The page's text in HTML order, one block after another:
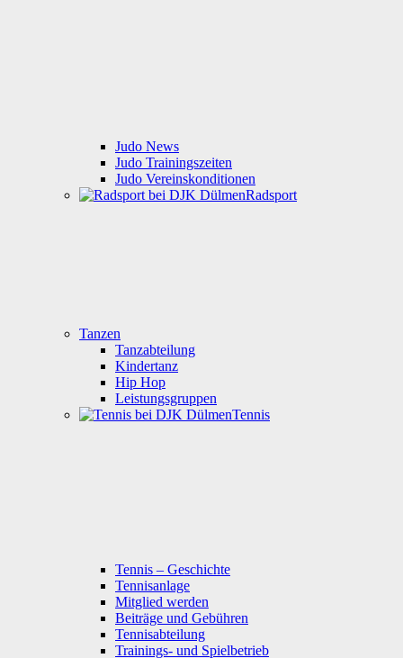
Judo News
Judo Trainingszeiten
Judo Vereinskonditionen
Radsport
Tanzen
Tanzabteilung
Kindertanz
Hip Hop
Leistungsgruppen
Tennis
Tennis – Geschichte
Tennisanlage
Mitglied werden
Beiträge und Gebühren
Tennisabteilung
Trainings- und Spielbetrieb